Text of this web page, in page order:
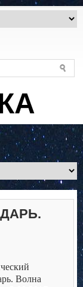
Волна